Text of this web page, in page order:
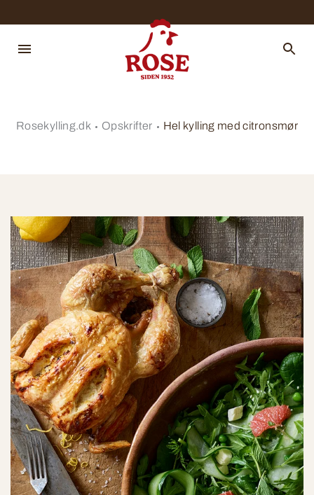
Rosekylling.dk Opskrifter Hel kylling med citronsmør